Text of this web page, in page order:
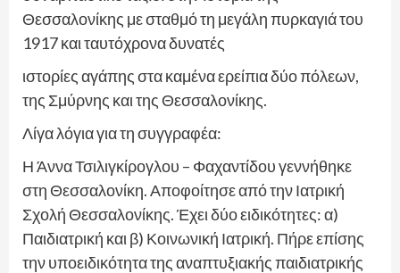
Θεσσαλονίκης με σταθμό τη μεγάλη πυρκαγιά του
1917 και ταυτόχρονα δυνατές
ιστορίες αγάπης στα καμένα ερείπια δύο πόλεων,
της Σμύρνης και της Θεσσαλονίκης.
Λίγα λόγια για τη συγγραφέα:
Η Άννα Τσιλιγκίρογλου – Φαχαντίδου γεννήθηκε
στη Θεσσαλονίκη. Αποφοίτησε από την Ιατρική
Σχολή Θεσσαλονίκης. Έχει δύο ειδικότητες: α)
Παιδιατρική και β) Κοινωνική Ιατρική. Πήρε επίσης
την υποειδικότητα της αναπτυξιακής παιδιατρικής